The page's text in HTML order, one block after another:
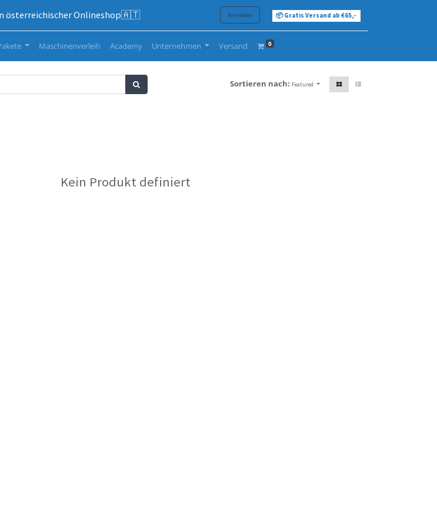
österreichischer Onlineshop🇦🇹 Anmelden 📦 Gratis Versand ab €65,-
Maschinenverleih Academy Unternehmen Versand 0
Sortieren nach: Featured
Kein Produkt definiert